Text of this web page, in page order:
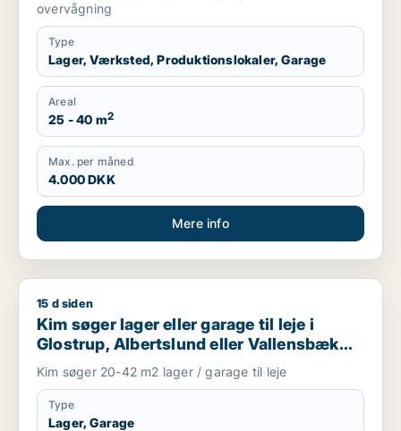
overvågning
Type
Lager, Værksted, Produktionslokaler, Garage
Areal
25 - 40 m2
Max. per måned
4.000 DKK
Mere info
Kim søger lager eller garage til leje i Glostrup, Albertslund
15 d siden
Kim søger lager eller garage til leje i
Glostrup, Albertslund eller Vallensbæk
m.fl.
Kim søger 20-42 m2 lager / garage til leje
Type
Lager, Garage